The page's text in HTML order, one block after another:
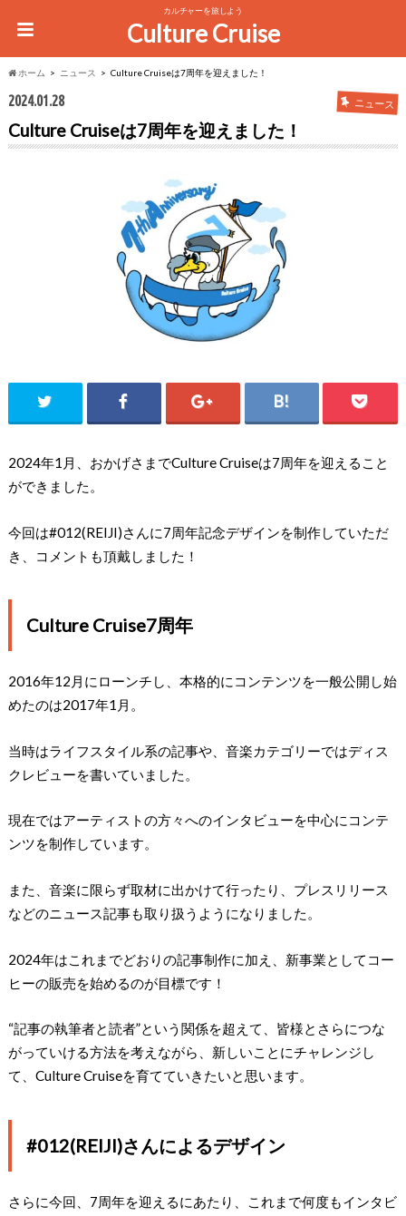
カルチャーを旅しよう
Culture Cruise
ホーム ニュース Culture Cruiseは7周年を迎えました！
2024.01.28 ニュース
Culture Cruiseは7周年を迎えました！
2024年1月、おかげさまでCulture Cruiseは7周年を迎えること
ができました。
今回は#012(REIJI)さんに7周年記念デザインを制作していただ
き、コメントも頂戴しました！
Culture Cruise7周年
2016年12月にローンチし、本格的にコンテンツを一般公開し始
めたのは2017年1月。
当時はライフスタイル系の記事や、音楽カテゴリーではディス
クレビューを書いていました。
現在ではアーティストの方々へのインタビューを中心にコンテ
ンツを制作しています。
また、音楽に限らず取材に出かけて行ったり、プレスリリース
などのニュース記事も取り扱うようになりました。
2024年はこれまでどおりの記事制作に加え、新事業としてコー
ヒーの販売を始めるのが目標です！
“記事の執筆者と読者”という関係を超えて、皆様とさらにつな
がっていける方法を考えながら、新しいことにチャレンジし
て、Culture Cruiseを育てていきたいと思います。
#012(REIJI)さんによるデザイン
さらに今回、7周年を迎えるにあたり、これまで何度もインタビ